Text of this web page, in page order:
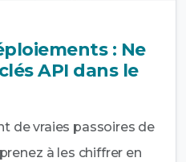
: Ne
API dans le
de vraies passoires de
à les chiffrer en